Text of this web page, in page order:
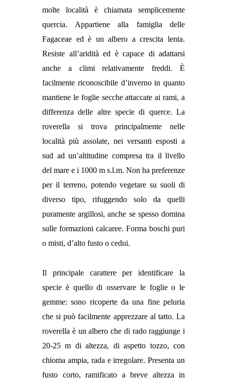
molte località è chiamata semplicemente
quercia. Appartiene alla famiglia delle
Fagaceae ed è un albero a crescita lenta.
Resiste all’aridità ed è capace di adattarsi
anche a climi relativamente freddi. È
facilmente riconoscibile d’inverno in quanto
mantiene le foglie secche attaccate ai rami, a
differenza delle altre specie di querce. La
roverella si trova principalmente nelle
località più assolate, nei versanti esposti a
sud ad un’altitudine compresa tra il livello
del mare e i 1000 m s.l.m. Non ha preferenze
per il terreno, potendo vegetare su suoli di
diverso tipo, rifuggendo solo da quelli
puramente argillosi, anche se spesso domina
sulle formazioni calcaree. Forma boschi puri
o misti, d’alto fusto o cedui.
Il principale carattere per identificare la
specie è quello di osservare le foglie o le
gemme: sono ricoperte da una fine peluria
che si può facilmente apprezzare al tatto. La
roverella è un albero che di rado raggiunge i
20-25 m di altezza, di aspetto tozzo, con
chioma ampia, rada e irregolare. Presenta un
fusto corto, ramificato a breve altezza in